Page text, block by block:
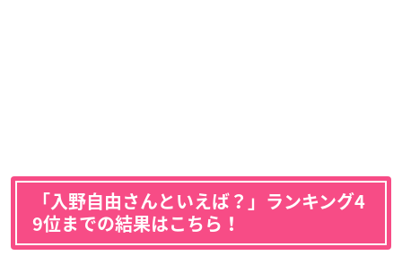
「入野自由さんといえば？」ランキング4
9位までの結果はこちら！